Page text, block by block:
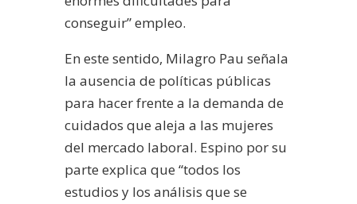
conseguir” empleo.
En este sentido, Milagro Pau señala
la ausencia de políticas públicas
para hacer frente a la demanda de
cuidados que aleja a las mujeres
del mercado laboral. Espino por su
parte explica que “todos los
estudios y los análisis que se